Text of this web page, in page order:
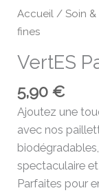
Accueil /Soin
fines
VertES
5,90€
Ajoutez une
avec nos
spectaculaire
Parfaites pour